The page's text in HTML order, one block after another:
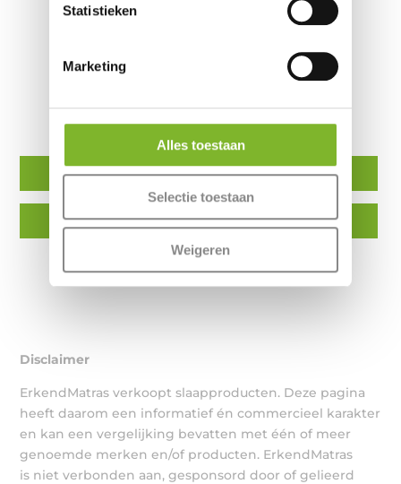
Statistieken
Marketing
Alles toestaan
Selectie toestaan
Weigeren
persoonlijke slaap eigenschappen in:
Matras Boxspring
Matrastopper Kussen
Disclaimer
ErkendMatras verkoopt slaapproducten. Deze pagina
heeft daarom een informatief én commercieel karakter
en kan een vergelijking bevatten met één of meer
genoemde merken en/of producten. ErkendMatras
is niet verbonden aan, gesponsord door of gelieerd